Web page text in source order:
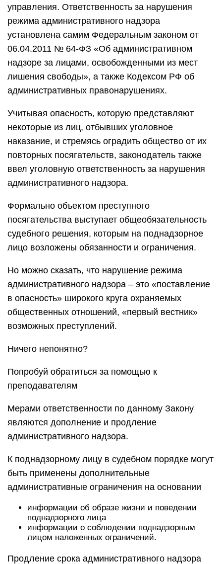
управления. Ответственность за нарушения
режима административного надзора
установлена самим Федеральным законом от
06.04.2011 № 64-ФЗ «Об административном
надзоре за лицами, освобожденными из мест
лишения свободы», а также Кодексом РФ об
административных правонарушениях.
Учитывая опасность, которую представляют
некоторые из лиц, отбывших уголовное
наказание, и стремясь оградить общество от их
повторных посягательств, законодатель также
ввел уголовную ответственность за нарушения
административного надзора.
Формально объектом преступного
посягательства выступает общеобязательность
судебного решения, которым на поднадзорное
лицо возложены обязанности и ограничения.
Но можно сказать, что нарушение режима
административного надзора – это «поставление
в опасность» широкого круга охраняемых
общественных отношений, «первый вестник»
возможных преступлений.
Ничего непонятно?
Попробуй обратиться за помощью к
преподавателям
Мерами ответственности по данному Закону
являются дополнение и продление
административного надзора.
К поднадзорному лицу в судебном порядке могут
быть применены дополнительные
административные ограничения на основании
информации об образе жизни и поведении
поднадзорного лица
информации о соблюдении поднадзорным
лицом наложенных ограничений.
Продление срока административного надзора